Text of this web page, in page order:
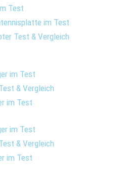
Test
im Test
Test & Vergleich
im Test
& Vergleich
im Test
im Test
& Vergleich
im Test